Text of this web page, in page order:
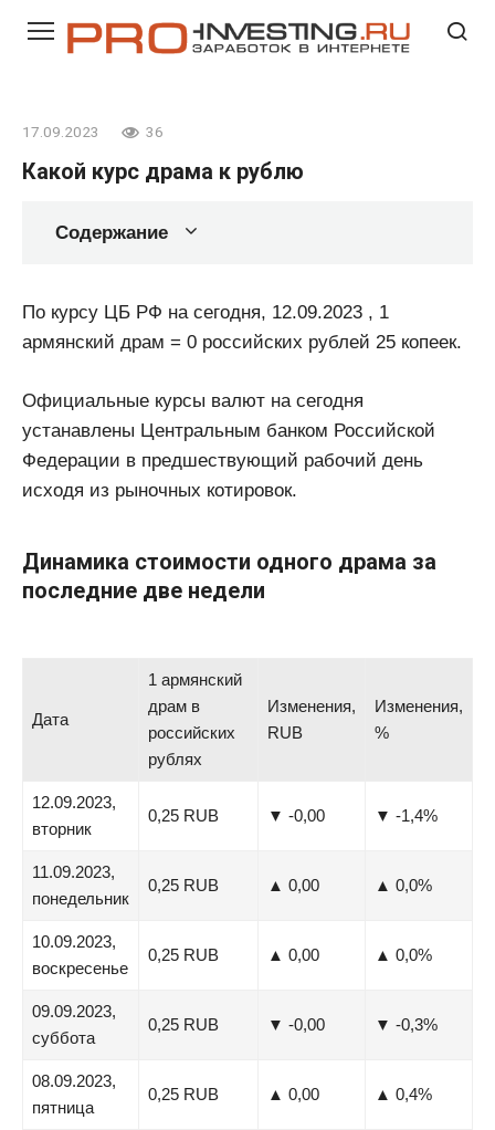
17.09.2023 36
Какой курс драма к рублю
Содержание
По курсу ЦБ РФ на сегодня, 12.09.2023 , 1
армянский драм = 0 российских рублей 25 копеек.
Официальные курсы валют на сегодня
устанавлены Центральным банком Российской
Федерации в предшествующий рабочий день
исходя из рыночных котировок.
Динамика стоимости одного драма за
последние две недели
Дата
1 армянский
драм в
российских
рублях
Изменения,
RUB
Изменения,
%
12.09.2023,
вторник
0,25 RUB ▼ -0,00 ▼ -1,4%
11.09.2023,
понедельник
0,25 RUB ▲ 0,00 ▲ 0,0%
10.09.2023,
воскресенье
0,25 RUB ▲ 0,00 ▲ 0,0%
09.09.2023,
суббота
0,25 RUB ▼ -0,00 ▼ -0,3%
08.09.2023,
пятница
0,25 RUB ▲ 0,00 ▲ 0,4%